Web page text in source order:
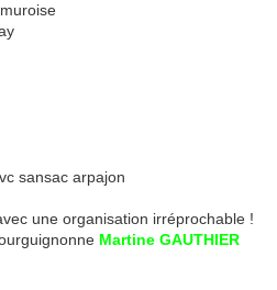
sansac arpajon
une organisation irréprochable !
Martine GAUTHIER